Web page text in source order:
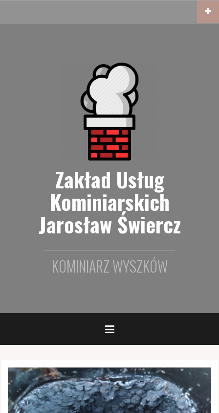
do
Zakład Usług
Kominiarskich
Jarosław Świercz
KOMINIARZ WYSZKÓW